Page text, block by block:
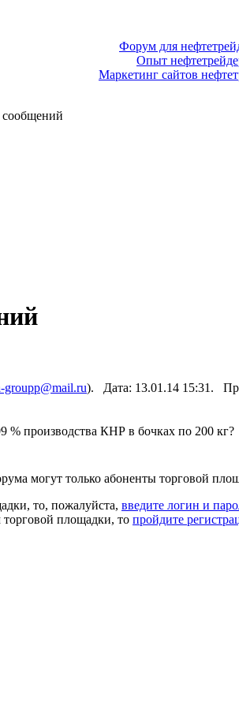
Форум для
Опыт
Маркетинг сайтов
groupp@mail.ru). Дата: 13.01.14 15:31.
% производства КНР в бочках по 200 кг?
могут только абоненты торговой
то, пожалуйста, введите логин и
торговой площадки, то пройдите